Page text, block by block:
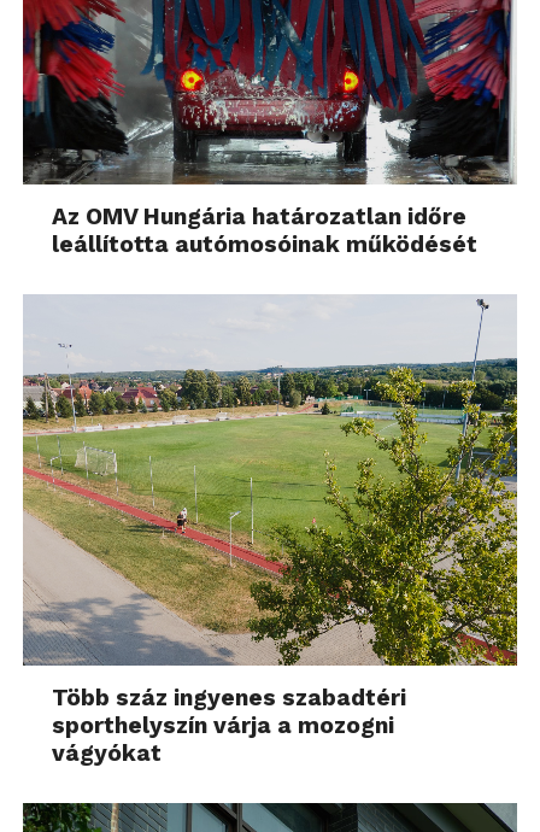
Az OMV Hungária határozatlan időre
leállította autómosóinak működését
Több száz ingyenes szabadtéri
sporthelyszín várja a mozogni
vágyókat